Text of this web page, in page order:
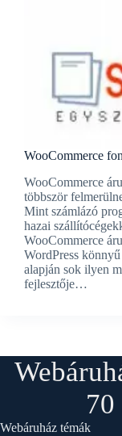
WooCommerce
WooCommerce
többször
Mint számlázó
hazai
WooCommerce
WordPress
alapján sok ilyen
fejlesztője…
Webáruház témák